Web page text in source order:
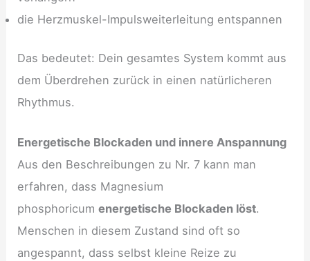
die Herzmuskel-Impulsweiterleitung entspannen
Das bedeutet: Dein gesamtes System kommt aus
dem Überdrehen zurück in einen natürlicheren
Rhythmus.
Energetische Blockaden und innere Anspannung
Aus den Beschreibungen zu Nr. 7 kann man
erfahren, dass Magnesium
phosphoricumenergetische Blockaden löst.
Menschen in diesem Zustand sind oft so
angespannt, dass selbst kleine Reize zu